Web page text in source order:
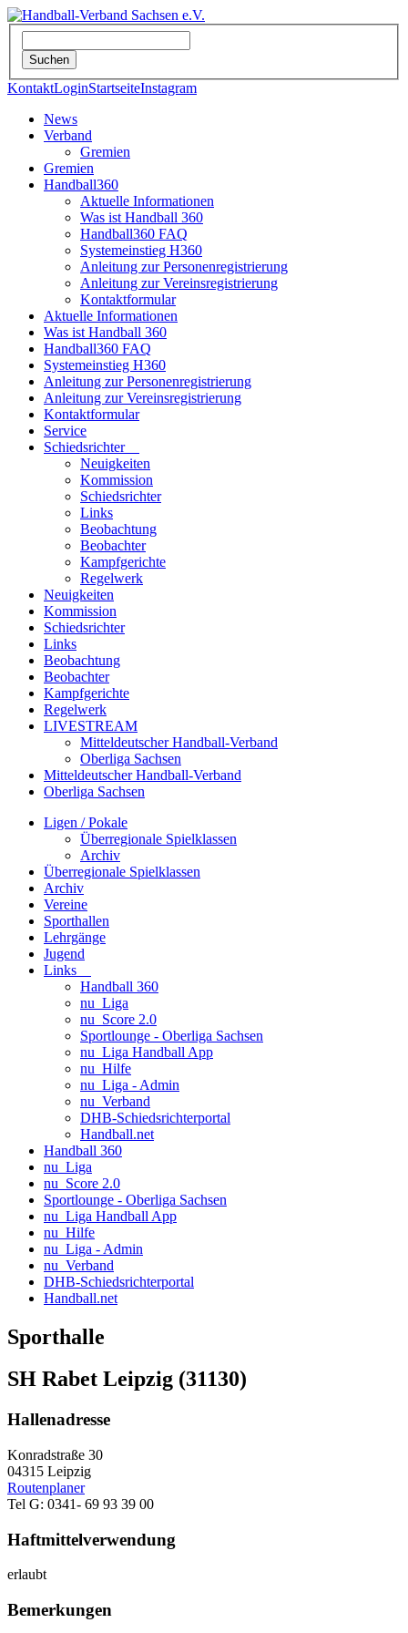
KontaktLoginStartseiteInstagram
News
Verband
Gremien
Gremien
Handball360
Aktuelle Informationen
Was ist Handball 360
Handball360 FAQ
Systemeinstieg H360
Anleitung zur Personenregistrierung
Anleitung zur Vereinsregistrierung
Kontaktformular
Aktuelle Informationen
Was ist Handball 360
Handball360 FAQ
Systemeinstieg H360
Anleitung zur Personenregistrierung
Anleitung zur Vereinsregistrierung
Kontaktformular
Service
Schiedsrichter
Neuigkeiten
Kommission
Schiedsrichter
Links
Beobachtung
Beobachter
Kampfgerichte
Regelwerk
Neuigkeiten
Kommission
Schiedsrichter
Links
Beobachtung
Beobachter
Kampfgerichte
Regelwerk
LIVESTREAM
Mitteldeutscher Handball-Verband
Oberliga Sachsen
Mitteldeutscher Handball-Verband
Oberliga Sachsen
Ligen / Pokale
Überregionale Spielklassen
Archiv
Überregionale Spielklassen
Archiv
Vereine
Sporthallen
Lehrgänge
Jugend
Links
Handball 360
nu_Liga
nu_Score 2.0
Sportlounge - Oberliga Sachsen
nu_Liga Handball App
nu_Hilfe
nu_Liga - Admin
nu_Verband
DHB-Schiedsrichterportal
Handball.net
Handball 360
nu_Liga
nu_Score 2.0
Sportlounge - Oberliga Sachsen
nu_Liga Handball App
nu_Hilfe
nu_Liga - Admin
nu_Verband
DHB-Schiedsrichterportal
Handball.net
Sporthalle
SH Rabet Leipzig (31130)
Hallenadresse
Konradstraße 30
04315 Leipzig
Routenplaner
Tel G: 0341- 69 93 39 00
Haftmittelverwendung
erlaubt
Bemerkungen